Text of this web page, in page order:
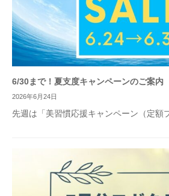
6/30まで！夏支度キャンペーンのご案内
2026年6月24日
先週は「美習慣応援キャンペーン（定額